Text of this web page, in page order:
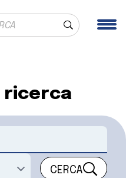
globale
Cerca
ricerca
CERCA